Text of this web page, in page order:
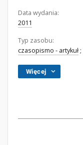
Data wydania:
2011
Typ zasobu:
czasopismo - artykuł ;
Więcej